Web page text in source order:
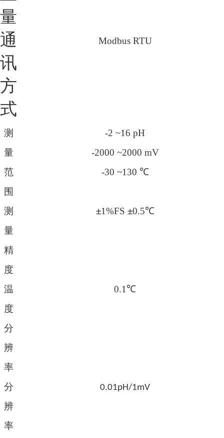
量
通
讯
方
式
Modbus RTU
测
量
范
围
-2 ~16 pH
-2000 ~2000 mV
-30 ~130 ℃
测
量
精
度
±1%FS ±0.5℃
温
度
分
辨
率
0.1 ℃
分
辨
率
0.01pH/1mV